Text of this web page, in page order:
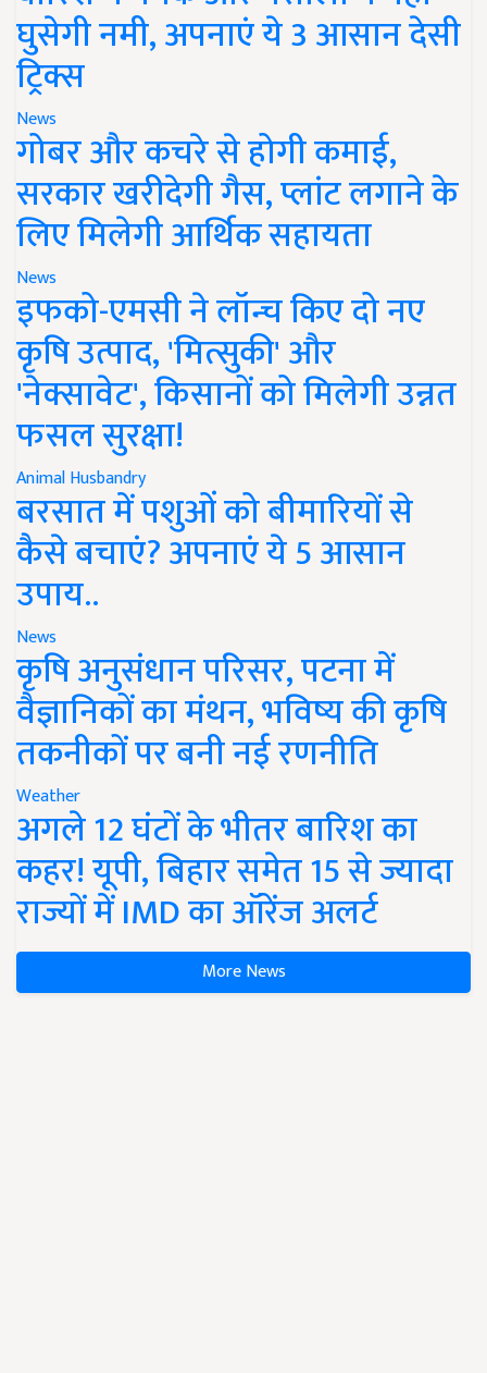
घुसेगी नमी, अपनाएं ये 3 आसान देसी
ट्रिक्स
News
गोबर और कचरे से होगी कमाई,
सरकार खरीदेगी गैस, प्लांट लगाने के
लिए मिलेगी आर्थिक सहायता
News
इफको-एमसी ने लॉन्च किए दो नए
कृषि उत्पाद, 'मित्सुकी' और
'नेक्सावेट', किसानों को मिलेगी उन्नत
फसल सुरक्षा!
Animal Husbandry
बरसात में पशुओं को बीमारियों से
कैसे बचाएं? अपनाएं ये 5 आसान
उपाय..
News
कृषि अनुसंधान परिसर, पटना में
वैज्ञानिकों का मंथन, भविष्य की कृषि
तकनीकों पर बनी नई रणनीति
Weather
अगले 12 घंटों के भीतर बारिश का
कहर! यूपी, बिहार समेत 15 से ज्यादा
राज्यों में IMD का ऑरेंज अलर्ट
More News